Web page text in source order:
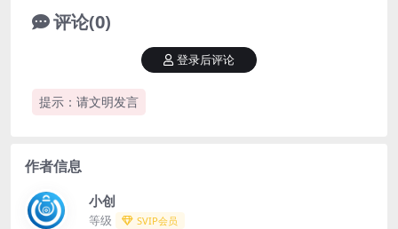
评论(0)
提示：请文明发言
登录后评论
作者信息
小创
等级 SVIP会员